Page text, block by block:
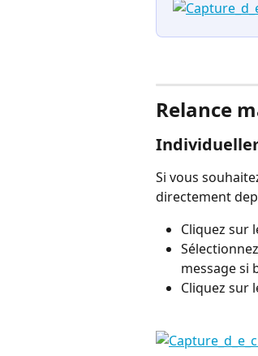
Relance
Si vous
directement
Cliquez sur
message si
Cliquez sur